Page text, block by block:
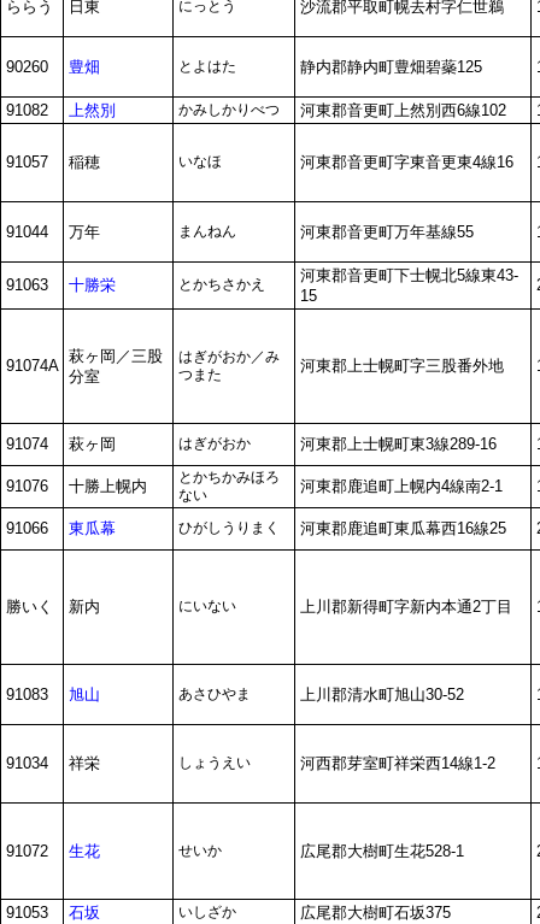
ららう 日東 にっとう 沙流郡平取町幌去村字仁世鵜
90260 豊畑 とよはた 静内郡静内町豊畑碧蘂125
91082 上然別 かみしかりべつ 河東郡音更町上然別西6線102
91057 稲穂 いなほ 河東郡音更町字東音更東4線16
91044 万年 まんねん 河東郡音更町万年基線55
91063 十勝栄 とかちさかえ
河東郡音更町下士幌北5線東43-
15
91074A
萩ヶ岡／三股
分室
はぎがおか／み
つまた
河東郡上士幌町字三股番外地
91074 萩ヶ岡 はぎがおか 河東郡上士幌町東3線289-16
91076 十勝上幌内
とかちかみほろ
ない
河東郡鹿追町上幌内4線南2-1
91066 東瓜幕 ひがしうりまく 河東郡鹿追町東瓜幕西16線25
勝いく 新内 にいない 上川郡新得町字新内本通2丁目
91083 旭山 あさひやま 上川郡清水町旭山30-52
91034 祥栄 しょうえい 河西郡芽室町祥栄西14線1-2
91072 生花 せいか 広尾郡大樹町生花528-1
91053 石坂 いしざか 広尾郡大樹町石坂375